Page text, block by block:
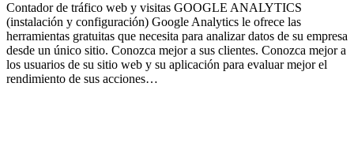
Contador de tráfico web y visitas GOOGLE ANALYTICS
(instalación y configuración) Google Analytics le ofrece las
herramientas gratuitas que necesita para analizar datos de su empresa
desde un único sitio. Conozca mejor a sus clientes. Conozca mejor a
los usuarios de su sitio web y su aplicación para evaluar mejor el
rendimiento de sus acciones…